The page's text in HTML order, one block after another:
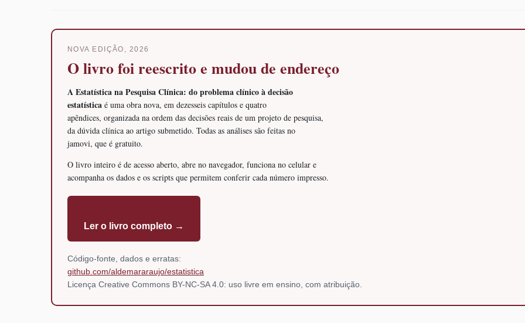
NOVA EDIÇÃO, 2026
O livro foi reescrito e mudou de endereço
A Estatística na Pesquisa Clínica: do problema clínico à decisão
estatística é uma obra nova, em dezesseis capítulos e quatro
apêndices, organizada na ordem das decisões reais de um projeto de pesquisa,
da dúvida clínica ao artigo submetido. Todas as análises são feitas no
jamovi, que é gratuito.
O livro inteiro é de acesso aberto, abre no navegador, funciona no celular e
acompanha os dados e os scripts que permitem conferir cada número impresso.
Ler o livro completo →
Código-fonte, dados e erratas:
github.com/aldemararaujo/estatistica
Licença Creative Commons BY-NC-SA 4.0: uso livre em ensino, com atribuição.